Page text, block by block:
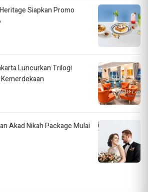
Siapkan Promo
Luncurkan Trilogi
Akad Nikah Package Mulai